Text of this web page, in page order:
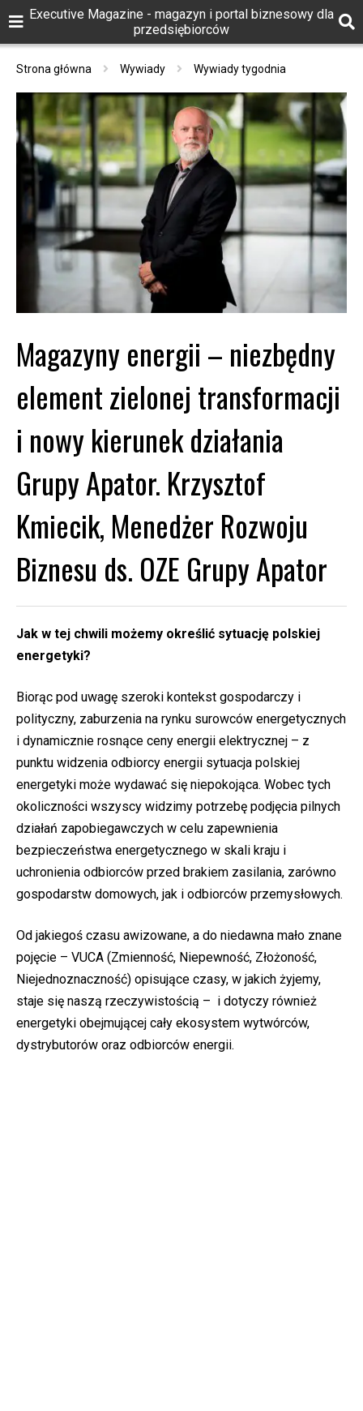
Executive Magazine - magazyn i portal biznesowy dla
przedsiębiorców
Strona główna Wywiady Wywiady tygodnia
Magazyny energii – niezbędny
element zielonej transformacji
i nowy kierunek działania
Grupy Apator. Krzysztof
Kmiecik, Menedżer Rozwoju
Biznesu ds. OZE Grupy Apator
Jak w tej chwili możemy określić sytuację polskiej
energetyki?
Biorąc pod uwagę szeroki kontekst gospodarczy i
polityczny, zaburzenia na rynku surowców energetycznych
i dynamicznie rosnące ceny energii elektrycznej – z
punktu widzenia odbiorcy energii sytuacja polskiej
energetyki może wydawać się niepokojąca. Wobec tych
okoliczności wszyscy widzimy potrzebę podjęcia pilnych
działań zapobiegawczych w celu zapewnienia
bezpieczeństwa energetycznego w skali kraju i
uchronienia odbiorców przed brakiem zasilania, zarówno
gospodarstw domowych, jak i odbiorców przemysłowych.
Od jakiegoś czasu awizowane, a do niedawna mało znane
pojęcie – VUCA (Zmienność, Niepewność, Złożoność,
Niejednoznaczność) opisujące czasy, w jakich żyjemy,
staje się naszą rzeczywistością – i dotyczy również
energetyki obejmującej cały ekosystem wytwórców,
dystrybutorów oraz odbiorców energii.